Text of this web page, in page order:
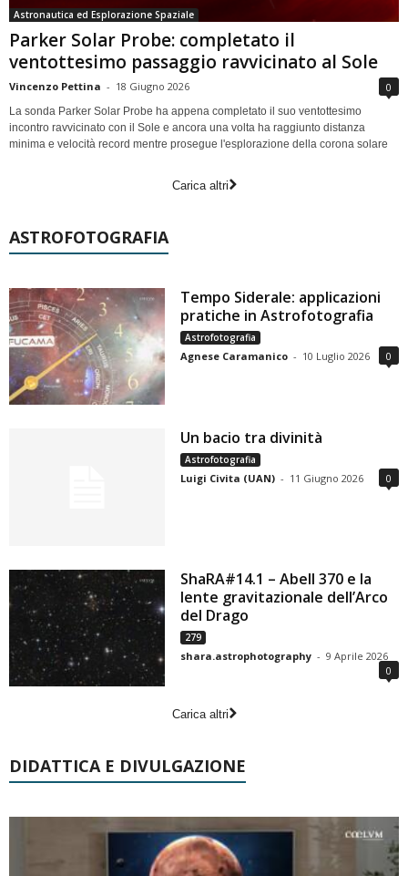
Astronautica ed Esplorazione Spaziale
Parker Solar Probe: completato il
ventottesimo passaggio ravvicinato al Sole
Vincenzo Pettina - 18 Giugno 2026 0
La sonda Parker Solar Probe ha appena completato il suo ventottesimo
incontro ravvicinato con il Sole e ancora una volta ha raggiunto distanza
minima e velocità record mentre prosegue l'esplorazione della corona solare
Carica altri
ASTROFOTOGRAFIA
Tempo Siderale: applicazioni
pratiche in Astrofotografia
Astrofotografia
Agnese Caramanico - 10 Luglio 2026 0
Un bacio tra divinità
Astrofotografia
Luigi Civita (UAN) - 11 Giugno 2026 0
ShaRA#14.1 – Abell 370 e la
lente gravitazionale dell’Arco
del Drago
279
shara.astrophotography - 9 Aprile 2026
0
Carica altri
DIDATTICA E DIVULGAZIONE